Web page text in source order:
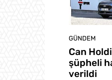
GÜNDEM
Can
şüpheli
verildi